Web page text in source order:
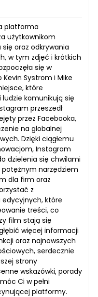
platforma
użytkownikom
oraz odkrywania
w tym zdjęć i krótkich
się w
Kevin Systrom i Mike
które
ludzie komunikują się
przeszedł
przez Facebooka,
na globalnej
Dzięki ciągłemu
Instagram
dzielenia się chwilami
potężnym narzędziem
dla firm oraz
z
które
treści, co
film stają się
więcej informacji
oraz najnowszych
serdecznie
strony
wskazówki, porady
Ci w pełni
platformy.